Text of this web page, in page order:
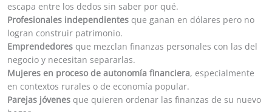
escapa entre los dedos sin saber por qué.
Profesionales independientes que ganan en dólares pero no
logran construir patrimonio.
Emprendedores que mezclan finanzas personales con las del
negocio y necesitan separarlas.
Mujeres en proceso de autonomía financiera, especialmente
en contextos rurales o de economía popular.
Parejas jóvenes que quieren ordenar las finanzas de su nuevo